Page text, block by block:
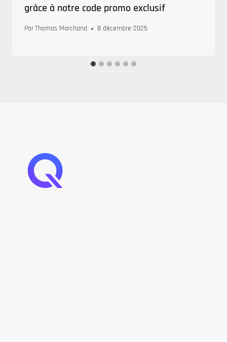
grâce à notre code promo exclusif
ParThomas Marchand 8 décembre 2025